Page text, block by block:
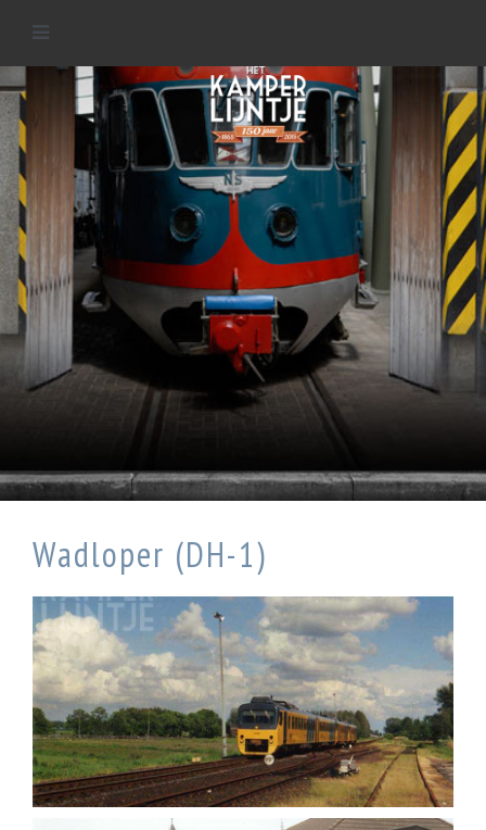
Materieel van het
Kamperlijntje
READ MORE
Wadloper (DH-1)